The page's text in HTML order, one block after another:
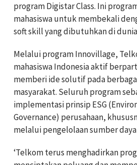
program Digistar Class. Ini
mahasiswa untuk membekali
soft skill yang dibutuhkan di
Melalui program Innovillage,
mahasiswa Indonesia aktif
memberi ide solutif pada
masyarakat. Seluruh program
implementasi prinsip ESG
Governance) perusahaan,
melalui pengelolaan sumber daya
‘Telkom terus menghadirkan